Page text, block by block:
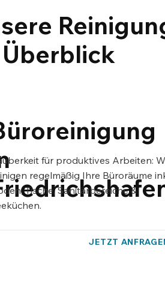
für produktives Arbeiten:
regelmäßig Ihre Büroräume
Tische, Sanitärbereiche &
JETZT